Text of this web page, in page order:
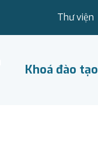
Thư viện
Khoá đào tạo